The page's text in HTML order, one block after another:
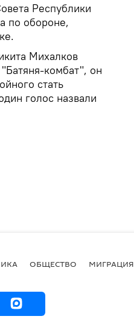
Республики
по обороне,
Михалков
комбат", он
стать
голос назвали
ОБЩЕСТВО МИГРАЦИЯ